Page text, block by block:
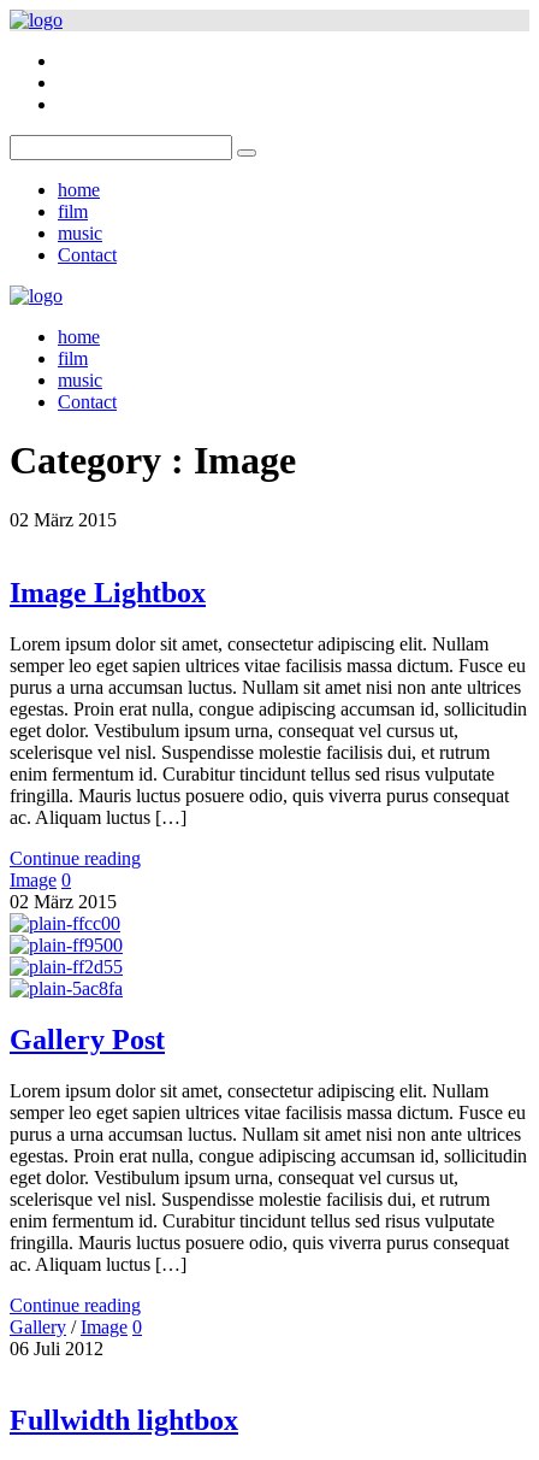
home
film
music
Contact
home
film
music
Contact
Category : Image
02 März 2015
Image Lightbox
Lorem ipsum dolor sit amet, consectetur adipiscing elit. Nullam
semper leo eget sapien ultrices vitae facilisis massa dictum. Fusce eu
purus a urna accumsan luctus. Nullam sit amet nisi non ante ultrices
egestas. Proin erat nulla, congue adipiscing accumsan id, sollicitudin
eget dolor. Vestibulum ipsum urna, consequat vel cursus ut,
scelerisque vel nisl. Suspendisse molestie facilisis dui, et rutrum
enim fermentum id. Curabitur tincidunt tellus sed risus vulputate
fringilla. Mauris luctus posuere odio, quis viverra purus consequat
ac. Aliquam luctus […]
Continue reading
Image 0
02 März 2015
Gallery Post
Lorem ipsum dolor sit amet, consectetur adipiscing elit. Nullam
semper leo eget sapien ultrices vitae facilisis massa dictum. Fusce eu
purus a urna accumsan luctus. Nullam sit amet nisi non ante ultrices
egestas. Proin erat nulla, congue adipiscing accumsan id, sollicitudin
eget dolor. Vestibulum ipsum urna, consequat vel cursus ut,
scelerisque vel nisl. Suspendisse molestie facilisis dui, et rutrum
enim fermentum id. Curabitur tincidunt tellus sed risus vulputate
fringilla. Mauris luctus posuere odio, quis viverra purus consequat
ac. Aliquam luctus […]
Continue reading
Gallery /Image 0
06 Juli 2012
Fullwidth lightbox